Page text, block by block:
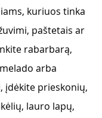
kuriuos tinka
paštetais ar
rabarbarą,
arba
įdėkite prieskonių,
lauro lapų,